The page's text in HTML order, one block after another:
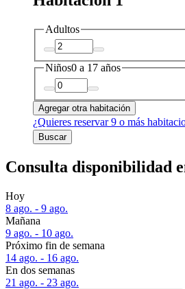
Adultos
Niños0 a 17 años
Agregar otra habitación
¿Quieres reservar 9 o más
Buscar
Consulta disponibilidad
Hoy
8 ago. - 9 ago.
Mañana
9 ago. - 10 ago.
Próximo fin de semana
14 ago. - 16 ago.
En dos semanas
21 ago. - 23 ago.